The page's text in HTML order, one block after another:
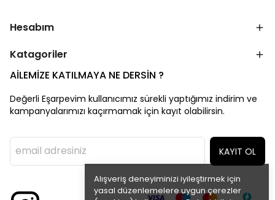
Alışveriş deneyiminizi iyileştirmek için
yasal düzenlemelere uygun çerezler
Hesabım
Katagoriler
AİLEMİZE KATILMAYA NE DERSİN ?
Değerli Eşarpevim kullanıcımız sürekli yaptığımız indirim ve
kampanyalarımızı kaçırmamak için kayıt olabilirsin.
KAYIT OL